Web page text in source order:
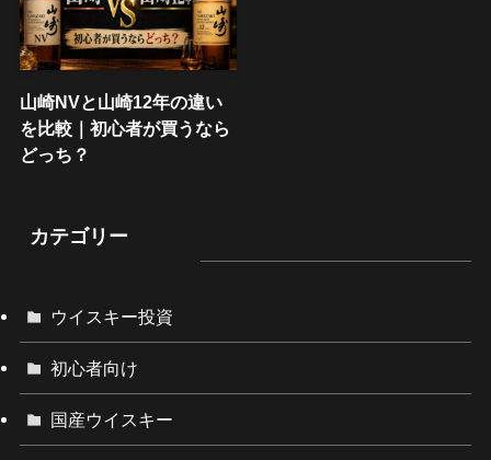
山崎NVと山崎12年の違い
を比較｜初心者が買うなら
どっち？
カテゴリー
ウイスキー投資
初心者向け
国産ウイスキー